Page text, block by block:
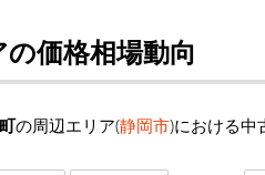
価格相場動向
の周辺エリア(静岡市)における中